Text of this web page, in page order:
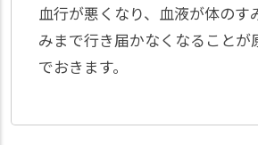
血行が悪くなり、血液が体のす
みまで行き届かなくなることが
でおきます。